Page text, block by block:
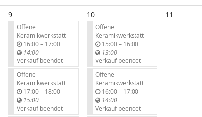
9
Offene
Keramikwerkstatt
16:00–b
s
17:00
14:00
Verkauf beendet
Offene
Keramikwerkstatt
17:00–b
s
18:00
15:00
Verkauf beendet
10
Offene
Keramikwerkstatt
15:00–b
s
16:00
13:00
Verkauf beendet
Offene
Keramikwerkstatt
16:00–b
s
17:00
14:00
Verkauf beendet
11